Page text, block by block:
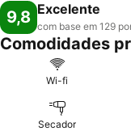
9,8 Excelente
com base em 129
Comodidades
Wi-fi
Secador